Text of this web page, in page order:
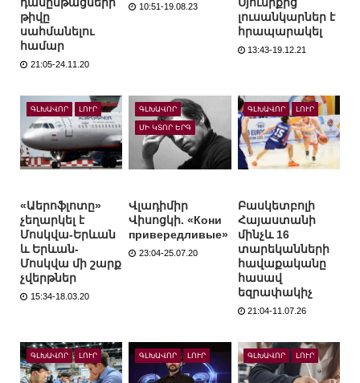
թիվը
սահմանելու
համար
21:05-24.11.20
10:51-19.08.23
լուսանկարներ է
հրապարակել
13:43-19.12.21
ԳԼԽԱՎՈՐ ԼՈՒՐ
«Աերոֆլոտը»
չեղարկել է
Մոսկվա-Երևան
և Երևան-
Մոսկվա մի շարք
չվերթներ
15:34-18.03.20
ԳԼԽԱՎՈՐ
ՄԻ ԿՏՈՐ ԵՐԳ
Վլադիմիր
Վիսոցկի. «Кони
привередливые»
23:04-25.07.20
ԳԼԽԱՎՈՐ ԼՈՒՐ
Բասկետբոլի
Հայաստանի
մինչև 16
տարեկանների
հավաքականը
հասավ
եզրափակիչ
21:04-11.07.26
ԳԼԽԱՎՈՐ ԼՈՒՐ ԳԼԽԱՎՈՐ ԼՈՒՐ ԳԼԽԱՎՈՐ ԼՈՒՐ